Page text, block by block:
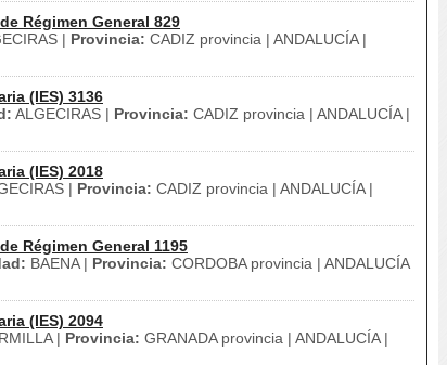
Régimen General 829
| Provincia: CADIZ provincia | ANDALUCÍA |
(IES) 3136
ALGECIRAS | Provincia: CADIZ provincia | ANDALUCÍA |
(IES) 2018
| Provincia: CADIZ provincia | ANDALUCÍA |
Régimen General 1195
BAENA | Provincia: CORDOBA provincia | ANDALUCÍA
(IES) 2094
| Provincia: GRANADA provincia | ANDALUCÍA |